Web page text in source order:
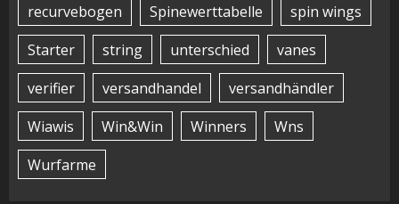
recurvebogen
Spinewerttabelle
spin wings
Starter
string unterschied
vanes
verifier
versandhandel
versandhändler
Wiawis
Win&Win Winners
Wns
Wurfarme